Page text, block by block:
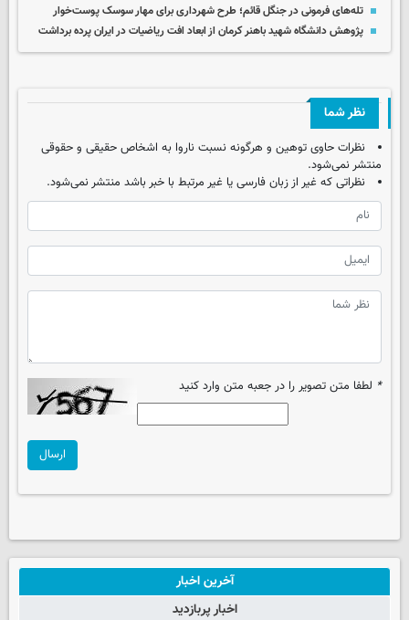
تله‌های فرمونی در جنگل قائم؛ طرح شهرداری برای مهار سوسک پوست‌خوار
پژوهش دانشگاه شهید باهنر کرمان از ابعاد افت ریاضیات در ایران پرده برداشت
نظر شما
نظرات حاوی توهین و هرگونه نسبت ناروا به اشخاص حقیقی و حقوقی
منتشر نمی‌شود.
نظراتی که غیر از زبان فارسی یا غیر مرتبط با خبر باشد منتشر نمی‌شود.
* لطفا متن تصویر را در جعبه متن وارد کنید
ارسال
آخرین اخبار
اخبار پربازدید